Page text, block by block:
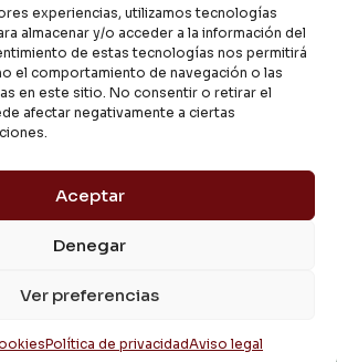
experiencias, utilizamos tecnologías
almacenar y/o acceder a la información del
de estas tecnologías nos permitirá
el comportamiento de navegación o las
en este sitio. No consentir o retirar el
afectar negativamente a ciertas
Aceptar
Denegar
Ver preferencias
Política de privacidadAviso legal
PrivacidadCondiciones de Uso